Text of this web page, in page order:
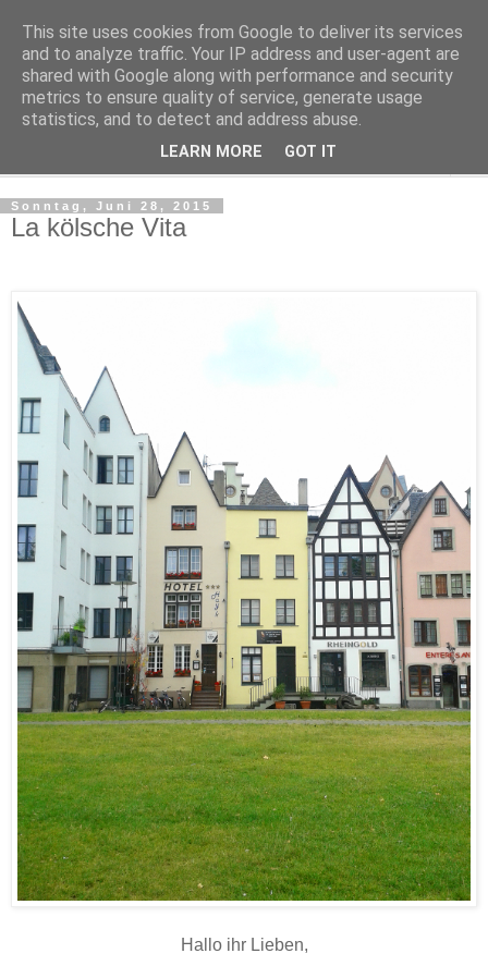
Make it boho
for a scandi bohemian home
Sonntag, Juni 28, 2015
La kölsche Vita
Hallo ihr Lieben,
This site uses cookies from Google to deliver its services
and to analyze traffic. Your IP address and user-agent are
shared with Google along with performance and security
metrics to ensure quality of service, generate usage
statistics, and to detect and address abuse.
LEARN MORE GOT IT